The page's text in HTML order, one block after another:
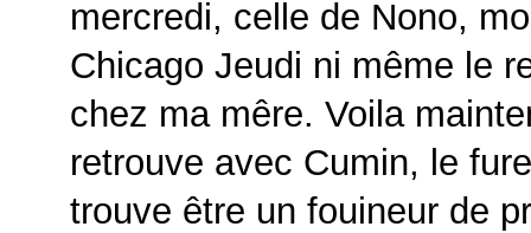
mercredi, celle de Nono,
Chicago Jeudi ni même le
chez ma mêre. Voila
retrouve avec Cumin, le
trouve être un fouineur de